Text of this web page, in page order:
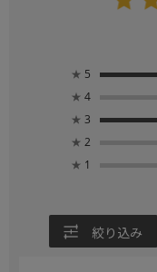
★ 5
★ 4
★ 3
★ 2
★ 1
絞り込み